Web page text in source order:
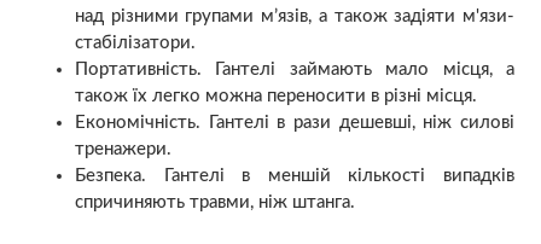
над різними групами м’язів, а також задіяти м'язи-
стабілізатори.
Портативність. Гантелі займають мало місця, а
також їх легко можна переносити в різні місця.
Економічність. Гантелі в рази дешевші, ніж силові
тренажери.
Безпека. Гантелі в меншій кількості випадків
спричиняють травми, ніж штанга.